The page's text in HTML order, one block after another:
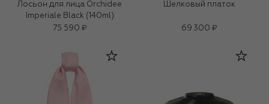
Лосьон для лица Orchidee
Imperiale Black (140ml)
75 590 ₽
Шелковый платок
69 300 ₽